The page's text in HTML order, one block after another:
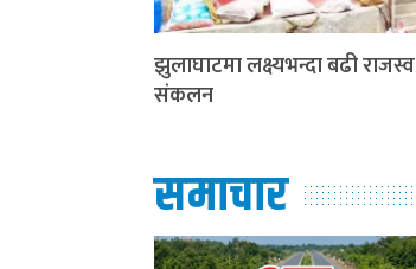
झुलाघाटमा लक्ष्यभन्दा बढी राजस्व
संकलन
समाचार